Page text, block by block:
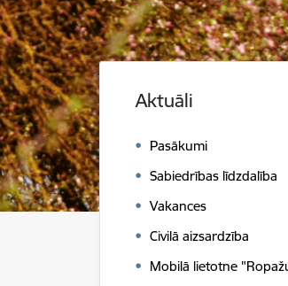
Aktuāli
Pasākumi
Sabiedrības līdzdalība
Vakances
Civilā aizsardzība
Mobilā lietotne